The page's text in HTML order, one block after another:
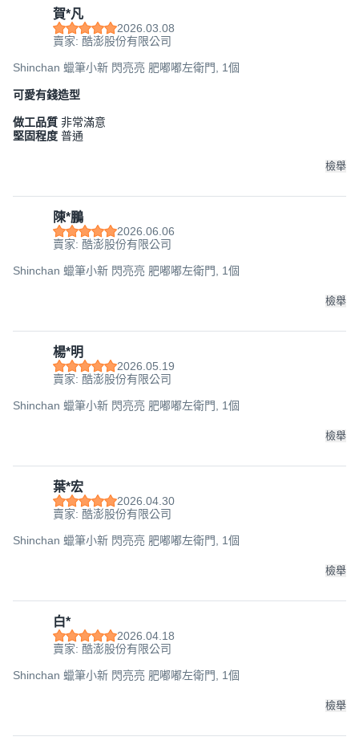
賀*凡
2026.03.08
賣家: 酷澎股份有限公司
Shinchan 蠟筆小新 閃亮亮 肥嘟嘟左衛門, 1個
可愛有錢造型
做工品質 非常滿意
堅固程度 普通
檢舉
陳*鵬
2026.06.06
賣家: 酷澎股份有限公司
Shinchan 蠟筆小新 閃亮亮 肥嘟嘟左衛門, 1個
檢舉
楊*明
2026.05.19
賣家: 酷澎股份有限公司
Shinchan 蠟筆小新 閃亮亮 肥嘟嘟左衛門, 1個
檢舉
葉*宏
2026.04.30
賣家: 酷澎股份有限公司
Shinchan 蠟筆小新 閃亮亮 肥嘟嘟左衛門, 1個
檢舉
白*
2026.04.18
賣家: 酷澎股份有限公司
Shinchan 蠟筆小新 閃亮亮 肥嘟嘟左衛門, 1個
檢舉